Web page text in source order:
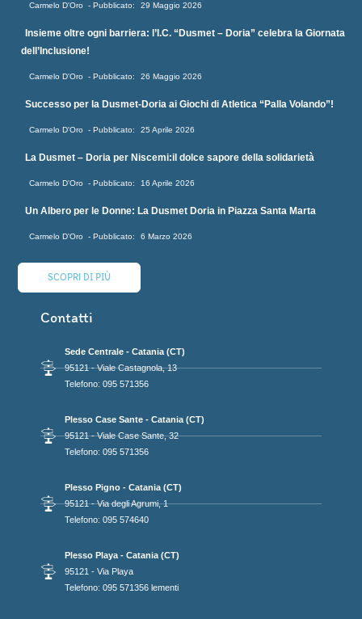
Carmelo D'Oro 29 Maggio 2026
Insieme oltre ogni barriera: l’I.C. “Dusmet – Doria” celebra la Giornata
dell’Inclusione!
Carmelo D'Oro 26 Maggio 2026
Successo per la Dusmet-Doria ai Giochi di Atletica “Palla Volando”!
Carmelo D'Oro 25 Aprile 2026
La Dusmet – Doria per Niscemi:il dolce sapore della solidarietà
Carmelo D'Oro 16 Aprile 2026
Un Albero per le Donne: La Dusmet Doria in Piazza Santa Marta
Carmelo D'Oro 6 Marzo 2026
SCOPRI DI PIÙ
Contatti
Sede Centrale - Catania (CT)
95121 - Viale Castagnola, 13
Telefono: 095 571356
Plesso Case Sante - Catania (CT)
95121 - Viale Case Sante, 32
Telefono: 095 571356
Plesso Pigno - Catania (CT)
95121 - Via degli Agrumi, 1
Telefono: 095 574640
Plesso Playa - Catania (CT)
95121 - Via Playa
Telefono: 095 571356 lementi